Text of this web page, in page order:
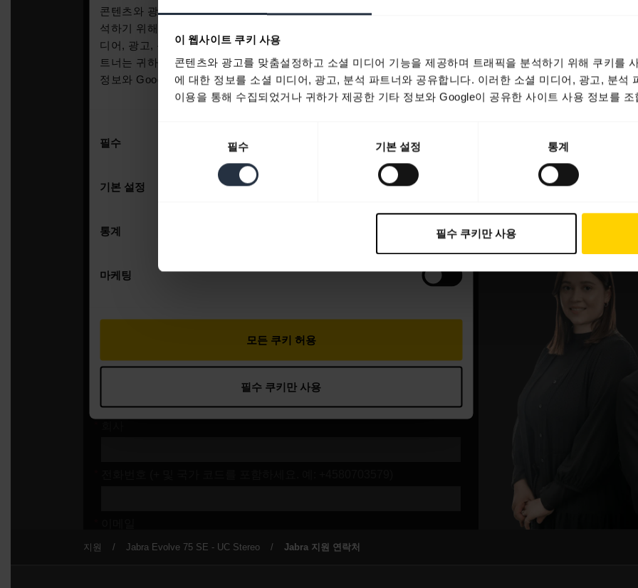
이 웹사이트 쿠키 사용
콘텐츠와 광고를 맞춤설정하고 소셜 미디어 기능을 제공하며 트래픽을 분석하기 위해 쿠키를
에 대한 정보를 소셜 미디어, 광고, 분석 파트너와 공유합니다. 이러한 소셜 미디어, 광고, 분석
이용을 통해 수집되었거나 귀하가 제공한 기타 정보와 Google이 공유한 사이트 사용 정보를
필수 기본 설정 통계
필수 쿠키만 사용
지원 Jabra Evolve 75 SE - UC Stereo Jabra 지원 연락처